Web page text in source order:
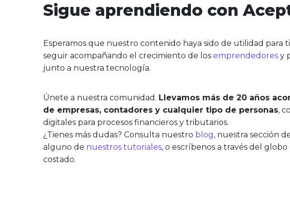
Sigue aprendiendo con
Esperamos que nuestro contenido haya sido de utilidad para
seguir acompañando el crecimiento de los emprendedores y
junto a nuestra tecnología.
Únete a nuestra comunidad. Llevamos más de 20 años
de empresas, contadores y cualquier tipo de personas,
digitales para procesos financieros y tributarios.
¿Tienes más dudas? Consulta nuestro blog, nuestra sección
alguno de nuestros tutoriales, o escríbenos a través del
costado.